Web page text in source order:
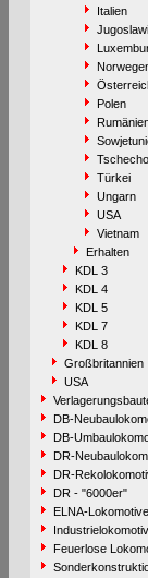
Italien
Polen
Türkei
Ungarn
USA
Vietnam
Erhalten
KDL 3
KDL 4
KDL 5
KDL 7
KDL 8
Großbritannien
USA
DB-
DB-
DR-
DR-
DR - "6000er"
ELNA-
Feuerlose